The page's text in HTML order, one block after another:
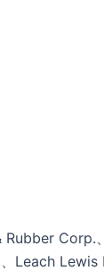
Corp.
Lewis